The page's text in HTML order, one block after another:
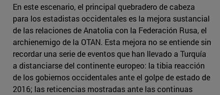
En este escenario, el principal quebradero de cabeza
para los estadistas occidentales es la mejora sustancial
de las relaciones de Anatolia con la Federación Rusa, el
archienemigo de la OTAN. Esta mejora no se entiende sin
recordar una serie de eventos que han llevado a Turquía
a distanciarse del continente europeo: la tibia reacción
de los gobiernos occidentales ante el golpe de estado de
2016; las reticencias mostradas ante las continuas